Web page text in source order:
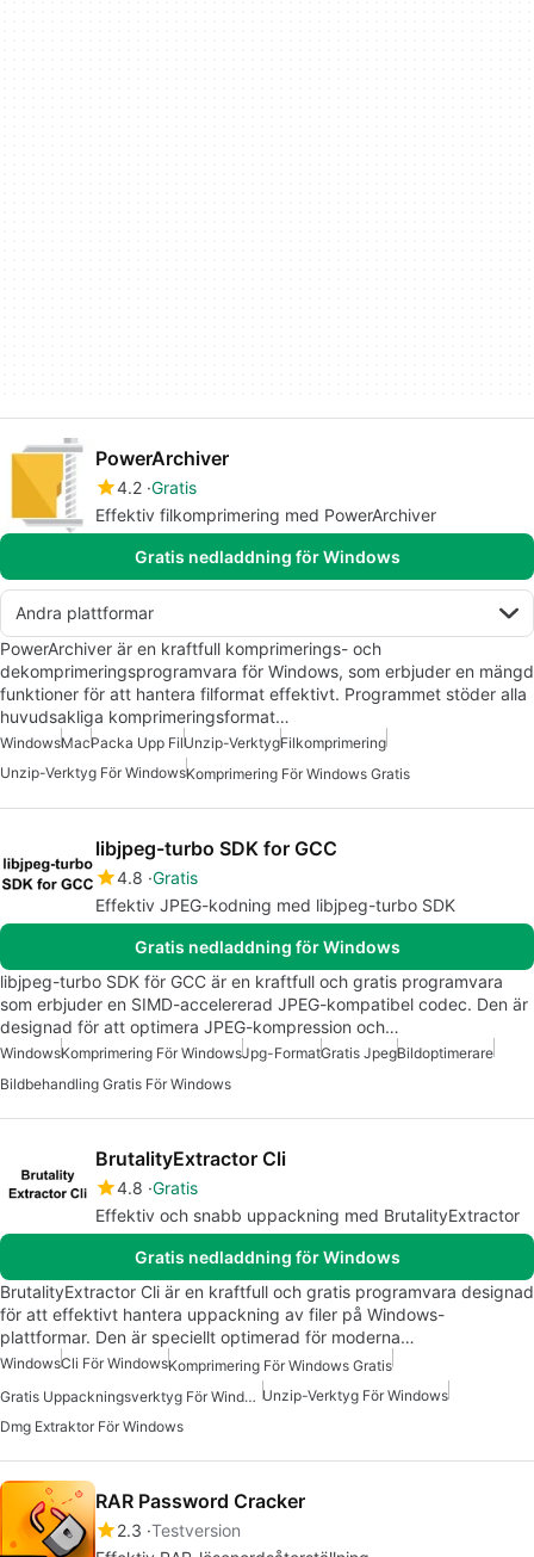
PowerArchiver
4.2 Gratis
Effektiv filkomprimering med PowerArchiver
Gratis nedladdning för Windows
Andra plattformar
PowerArchiver är en kraftfull komprimerings- och
dekomprimeringsprogramvara för Windows, som erbjuder en mängd
funktioner för att hantera filformat effektivt. Programmet stöder alla
huvudsakliga komprimeringsformat…
WindowsMacPacka Upp FilUnzip-VerktygFilkomprimering
Unzip-Verktyg För WindowsKomprimering För Windows Gratis
libjpeg-turbo SDK for GCC
4.8 Gratis
Effektiv JPEG-kodning med libjpeg-turbo SDK
Gratis nedladdning för Windows
libjpeg-turbo SDK för GCC är en kraftfull och gratis programvara
som erbjuder en SIMD-accelererad JPEG-kompatibel codec. Den är
designad för att optimera JPEG-kompression och…
WindowsKomprimering För WindowsJpg-FormatGratis JpegBildoptimerare
Bildbehandling Gratis För Windows
BrutalityExtractor Cli
4.8 Gratis
Effektiv och snabb uppackning med BrutalityExtractor
Gratis nedladdning för Windows
BrutalityExtractor Cli är en kraftfull och gratis programvara designad
för att effektivt hantera uppackning av filer på Windows-
plattformar. Den är speciellt optimerad för moderna…
WindowsCli För WindowsKomprimering För Windows Gratis
Gratis Uppackningsverktyg För Windows Unzip-Verktyg För Windows
Dmg Extraktor För Windows
RAR Password Cracker
2.3 Testversion